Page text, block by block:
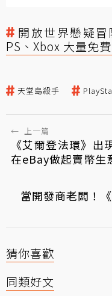
開放世界懸疑
PS、Xbox 大量免
天堂島殺手
← 上一篇
《艾爾登法環》出
在eBay做起賣幣生
當開發商老闆！
猜你喜歡
同類好文